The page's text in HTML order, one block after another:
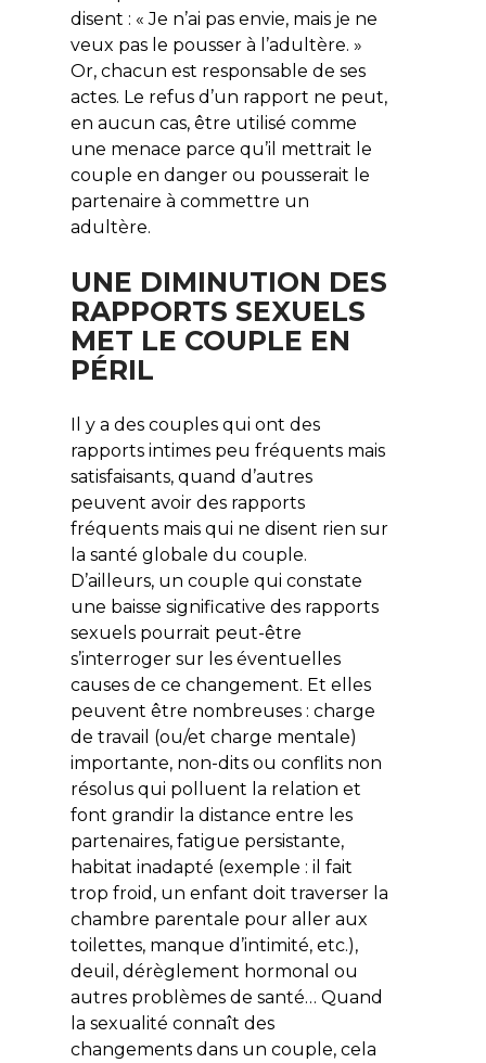
disent : « Je n’ai pas envie, mais je ne
veux pas le pousser à l’adultère. »
Or, chacun est responsable de ses
actes. Le refus d’un rapport ne peut,
en aucun cas, être utilisé comme
une menace parce qu’il mettrait le
couple en danger ou pousserait le
partenaire à commettre un
adultère.
UNE DIMINUTION DES
RAPPORTS SEXUELS
MET LE COUPLE EN
PÉRIL
Il y a des couples qui ont des
rapports intimes peu fréquents mais
satisfaisants, quand d’autres
peuvent avoir des rapports
fréquents mais qui ne disent rien sur
la santé globale du couple.
D’ailleurs, un couple qui constate
une baisse significative des rapports
sexuels pourrait peut-être
s’interroger sur les éventuelles
causes de ce changement. Et elles
peuvent être nombreuses : charge
de travail (ou/et charge mentale)
importante, non-dits ou conflits non
résolus qui polluent la relation et
font grandir la distance entre les
partenaires, fatigue persistante,
habitat inadapté (exemple : il fait
trop froid, un enfant doit traverser la
chambre parentale pour aller aux
toilettes, manque d’intimité, etc.),
deuil, dérèglement hormonal ou
autres problèmes de santé… Quand
la sexualité connaît des
changements dans un couple, cela